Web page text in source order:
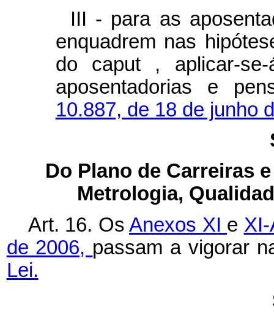
III - para as
enquadrem nas
do caput , aplicar-
aposentadorias e
10.887, de 18 de junho
Do Plano de Carreiras
Metrologia,
Art. 16. OsAnexos XI e
de 2006, passam a vigorar
Lei.